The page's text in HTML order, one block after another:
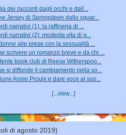
dei racconti dagli occhi e dall...
Jersey di Springsteen dallo sguar...
narrativi (1): la raffineria di ...
narrativi (2): modesta vita di p...
alle prese con la sessualità ...
scrivere un romanzo breve e da chi ...
book club di Reese Witherspoo...
si diffonde il cambiamento nella so...
Annie Proulx e dare voce ai suo...
[...view...]
di agosto 2019)